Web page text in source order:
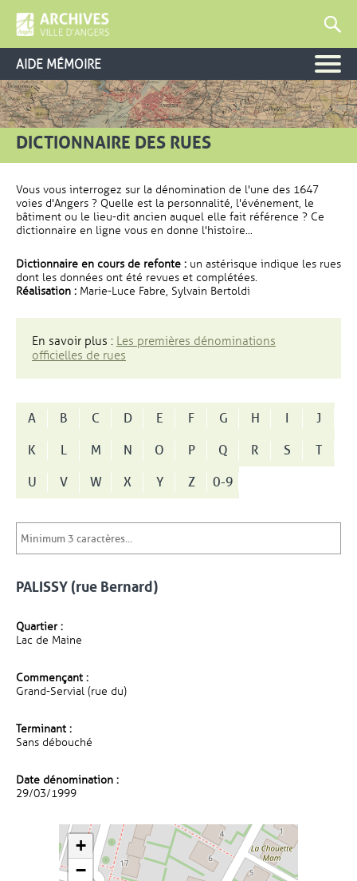
AIDE MÉMOIRE
DICTIONNAIRE DES RUES
Vous vous interrogez sur la dénomination de l'une des 1647
voies d'Angers ? Quelle est la personnalité, l'événement, le
bâtiment ou le lieu-dit ancien auquel elle fait référence ? Ce
dictionnaire en ligne vous en donne l'histoire...
Dictionnaire en cours de refonte : un astérisque indique les rues
dont les données ont été revues et complétées.
Réalisation : Marie-Luce Fabre, Sylvain Bertoldi
En savoir plus : Les premières dénominations
officielles de rues
A B C D E F G H I
J
K
L M N O P Q R S
T
U
V W X Y Z 0-9
PALISSY (rue Bernard)
Quartier :
Lac de Maine
Commençant :
Grand-Servial (rue du)
Terminant :
Sans débouché
Date dénomination :
29/03/1999
+
−